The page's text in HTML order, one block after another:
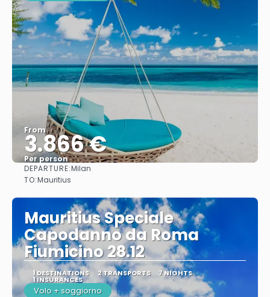
From
3.866 €
Per person
DEPARTURE:Milan
TO:Mauritius
Mauritius Speciale
Capodanno da Roma
Fiumicino 28.12
1 DESTINATIONS 2 TRANSPORTS 7 NIGHTS
1 INSURANCES
Volo + soggiorno